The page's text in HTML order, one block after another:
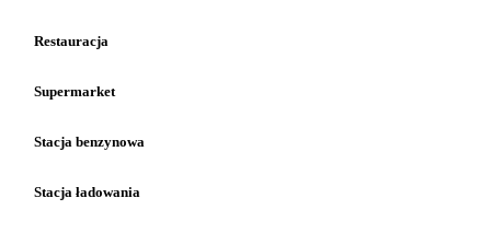
Restauracja
Supermarket
Stacja benzynowa
Stacja ładowania